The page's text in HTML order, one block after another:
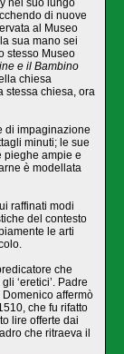
nel suo lungo
di nuove
al Museo
sua mano sei
stesso Museo
e il Bambino
chiesa
stessa chiesa, ora
di impaginazione
minuti; le sue
pieghe ampie e
è modellata
raffinati modi
del contesto
le arti
che
‘eretici’. Padre
affermò
che fu rifatto
lire offerte dai
che ritraeva il